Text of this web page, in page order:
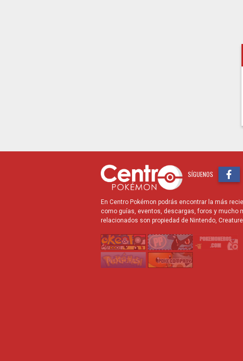
SÍGUENOS
En Centro Pokémon podrás encontrar la más
como guías, eventos, descargas, foros y mucho
relacionados son propiedad de Nintendo,